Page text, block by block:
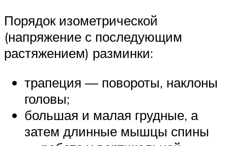
Порядок изометрической
(напряжение с последующим
растяжением) разминки:
трапеция — повороты, наклоны
головы;
большая и малая грудные, а
затем длинные мышцы спины